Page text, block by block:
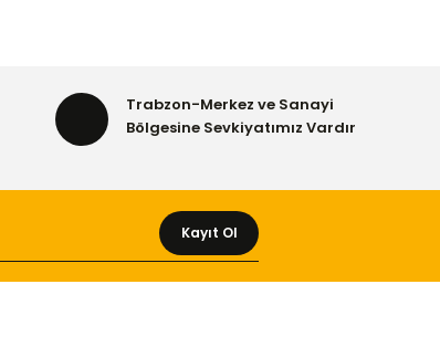
Trabzon-Merkez ve Sanayi
Bölgesine Sevkiyatımız Vardır
Kayıt Ol